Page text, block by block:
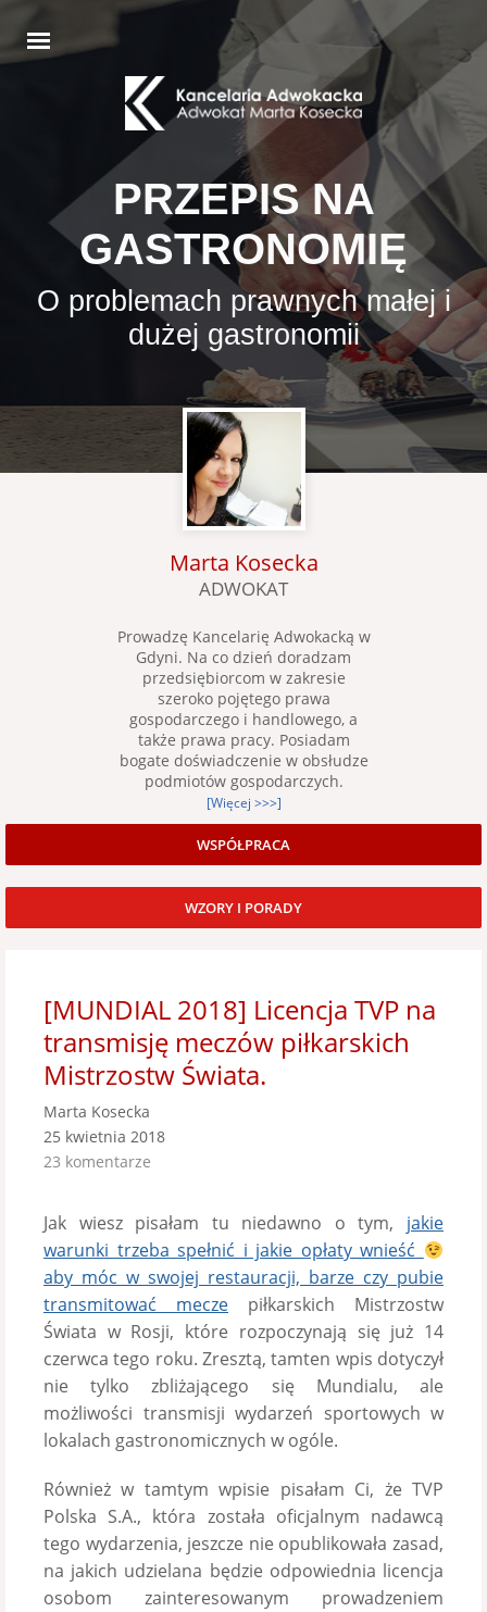
PRZEPIS NA
GASTRONOMIĘ
O problemach prawnych małej i
dużej gastronomii
Marta Kosecka
ADWOKAT
Prowadzę Kancelarię Adwokacką w
Gdyni. Na co dzień doradzam
przedsiębiorcom w zakresie
szeroko pojętego prawa
gospodarczego i handlowego, a
także prawa pracy. Posiadam
bogate doświadczenie w obsłudze
podmiotów gospodarczych.
[Więcej >>>]
WSPÓŁPRACA
WZORY I PORADY
[MUNDIAL 2018] Licencja TVP na
transmisję meczów piłkarskich
Mistrzostw Świata.
Marta Kosecka
25 kwietnia 2018
23 komentarze
Jak wiesz pisałam tu niedawno o tym, jakie
warunki trzeba spełnić i jakie opłaty wnieść
aby móc w swojej restauracji, barze czy pubie
transmitować mecze piłkarskich Mistrzostw
Świata w Rosji, które rozpoczynają się już 14
czerwca tego roku. Zresztą, tamten wpis dotyczył
nie tylko zbliżającego się Mundialu, ale
możliwości transmisji wydarzeń sportowych w
lokalach gastronomicznych w ogóle.
Również w tamtym wpisie pisałam Ci, że TVP
Polska S.A., która została oficjalnym nadawcą
tego wydarzenia, jeszcze nie opublikowała zasad,
na jakich udzielana będzie odpowiednia licencja
osobom zainteresowanym prowadzeniem